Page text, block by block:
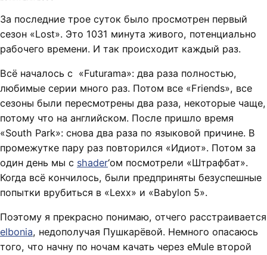
За последние трое суток было просмотрен первый
сезон «Lost». Это 1031 минута живого, потенциально
рабочего времени. И так происходит каждый раз.
Всё началось с «Futurama»: два раза полностью,
любимые серии много раз. Потом все «Friends», все
сезоны были пересмотрены два раза, некоторые чаще,
потому что на английском. После пришло время
«South Park»: снова два раза по языковой причине. В
промежутке пару раз повторился «Идиот». Потом за
один день мы с shader‘ом посмотрели «Штрафбат».
Когда всё кончилось, были предприняты безуспешные
попытки врубиться в «Lexx» и «Babylon 5».
Поэтому я прекрасно понимаю, отчего расстраивается
elbonia, недополучая Пушкарёвой. Немного опасаюсь
того, что начну по ночам качать через eMule второй